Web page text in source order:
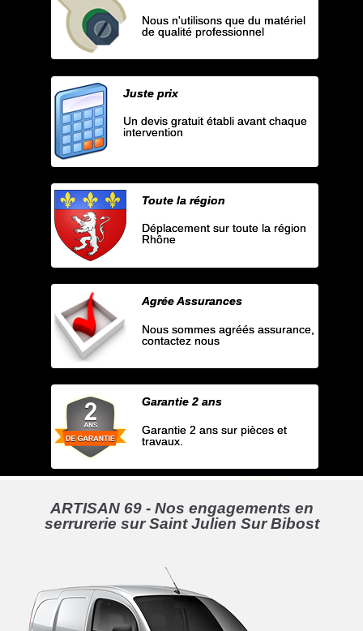
Nous n'utilisons que du matériel
de qualité professionnel
Juste prix
Un devis gratuit établi avant chaque
intervention
Toute la région
Déplacement sur toute la région
Rhône
Agrée Assurances
Nous sommes agréés assurance,
contactez nous
Garantie 2 ans
Garantie 2 ans sur pièces et
travaux.
ARTISAN 69 - Nos engagements en
serrurerie sur Saint Julien Sur Bibost